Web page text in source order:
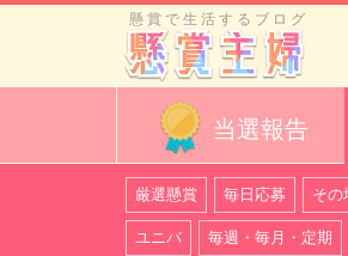
懸賞で生活するブログ
当選報告
厳選懸賞 毎日応募 その
ユニバ 毎週・毎月・定期